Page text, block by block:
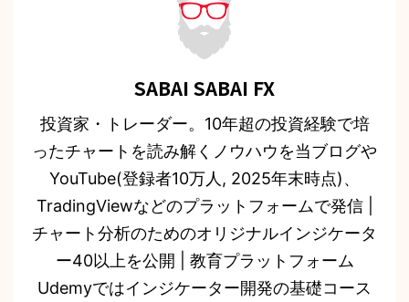
SABAI SABAI FX
投資家・トレーダー。10年超の投資経験で培
ったチャートを読み解くノウハウを当ブログや
YouTube(登録者10万人, 2025年末時点)、
TradingViewなどのプラットフォームで発信 |
チャート分析のためのオリジナルインジケータ
ー40以上を公開 | 教育プラットフォーム
Udemyではインジケーター開発の基礎コース